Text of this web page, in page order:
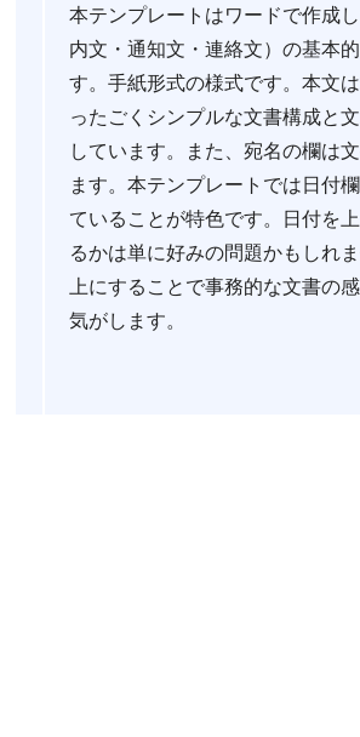
本テンプレートはワードで作成
内文・通知文・連絡文）の基本
す。手紙形式の様式です。本文
ったごくシンプルな文書構成と
しています。また、宛名の欄は
ます。本テンプレートでは日付
ていることが特色です。日付を
るかは単に好みの問題かもしれ
上にすることで事務的な文書の
気がします。